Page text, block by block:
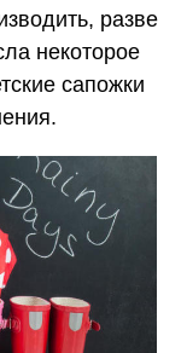
разве
некоторое
сапожки